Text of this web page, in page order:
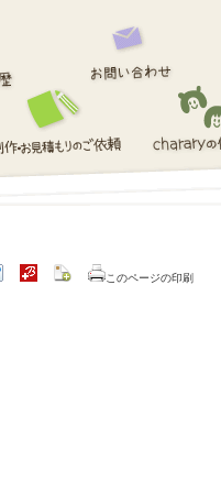
このページの印刷